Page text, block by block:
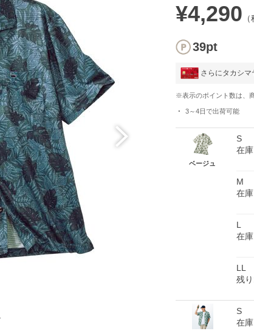
¥4,290
39pt
さらにタカシ
※表示のポイント数は、
3～4日で出荷可能
ベージュ
S
在
M
在
L
在
LL
残
S
在